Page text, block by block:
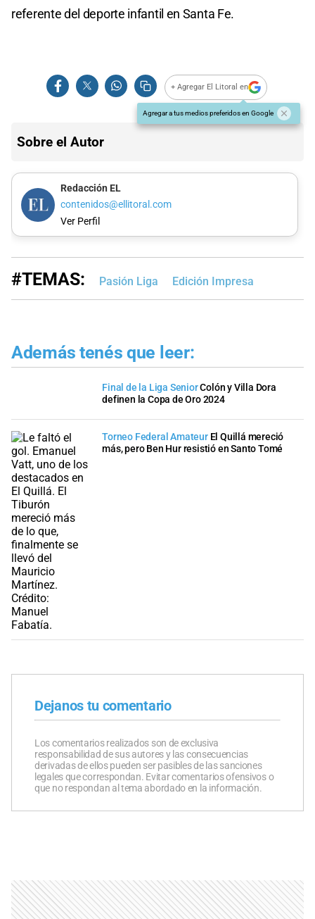
referente del deporte infantil en Santa Fe.
+ Agregar El Litoral en
Agregar a tus medios preferidos en Google
Sobre el Autor
Redacción EL
contenidos@ellitoral.com
Ver Perfil
#TEMAS: Pasión Liga Edición Impresa
Además tenés que leer:
Final de la Liga SeniorColón y Villa Dora
definen la Copa de Oro 2024
Torneo Federal Amateur El Quillá mereció
más, pero Ben Hur resistió en Santo Tomé
Dejanos tu comentario
Los comentarios realizados son de exclusiva
responsabilidad de sus autores y las consecuencias
derivadas de ellos pueden ser pasibles de las sanciones
legales que correspondan. Evitar comentarios ofensivos o
que no respondan al tema abordado en la información.